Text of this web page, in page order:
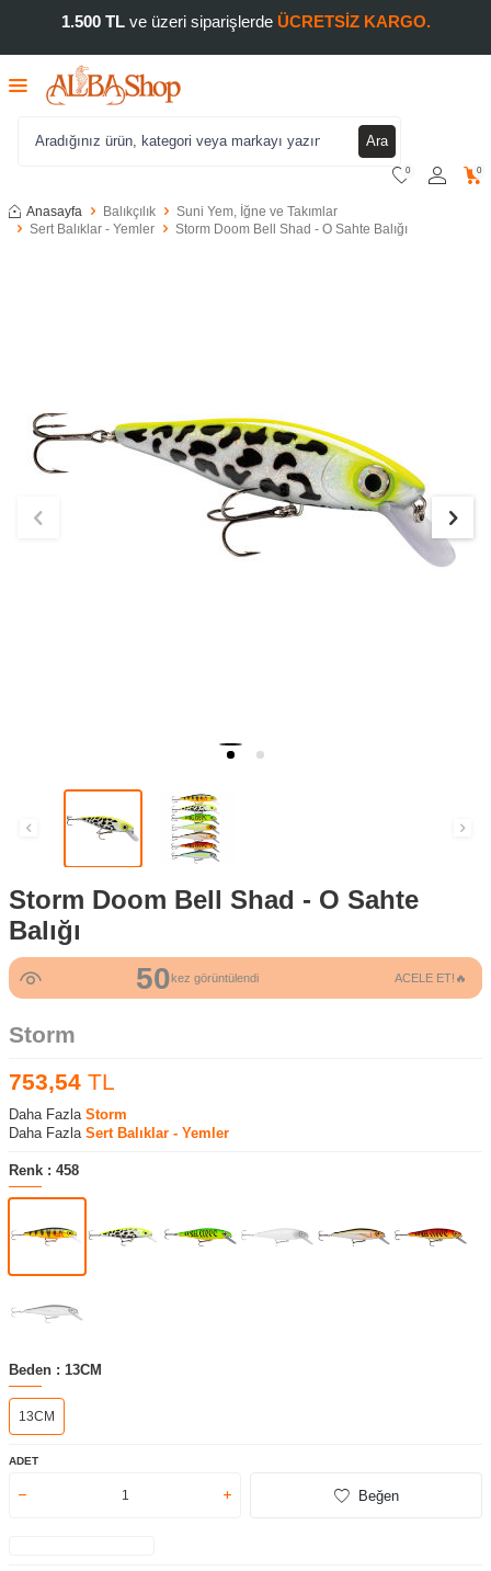
1.500 TLve üzeri siparişlerde ÜCRETSİZ KARGO.
Ara
0 0
Anasayfa Balıkçılık
Suni Yem, İğne ve Takımlar
Sert Balıklar - Yemler
Storm Doom Bell Shad - O Sahte Balığı
Storm Doom Bell Shad - O Sahte
Balığı
50kez görüntülendi
2 kez satın alındı ACELE ET!🔥
Storm
753,54 TL
Daha Fazla Storm
Daha Fazla Sert Balıklar - Yemler
Renk : 458
Beden : 13CM
13CM
ADET
Beğen